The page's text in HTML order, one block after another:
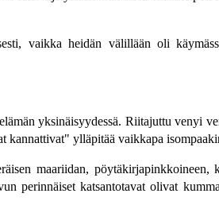
vaikka heidän välillään oli
yksinäisyydessä. Riitajuttu venyi
kannattivat" ylläpitää vaikkapa
maariidan, pöytäkirjapinkkoineen,
perinnäiset katsantotavat olivat